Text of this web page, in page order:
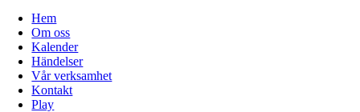
Hem
Om oss
Kalender
Händelser
Vår verksamhet
Kontakt
Play